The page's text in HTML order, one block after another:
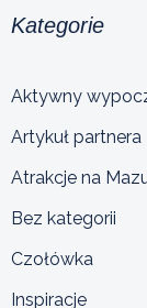
Kategorie
Aktywny
Artykuł partnera
Atrakcje na
Bez kategorii
Czołówka
Inspiracje